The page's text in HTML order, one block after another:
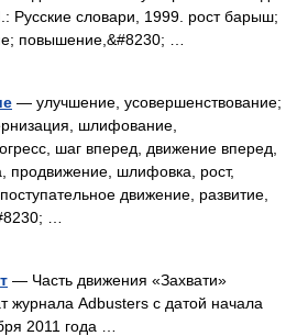
Русские словари, 1999. рост барыш;
повышение,&#8230; …
— улучшение, усовершенствование;
шлифование,
шаг вперед, движение вперед,
продвижение, шлифовка, рост,
движение, развитие,
…
— Часть движения «Захвати»
журнала Adbusters с датой начала
2011 года …